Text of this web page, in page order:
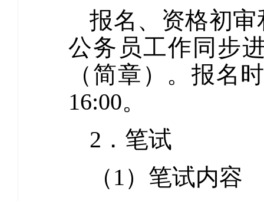
报名、资格初
公务员工作同步
（简章）。报名
16:00。
2．笔试
（1）笔试内容